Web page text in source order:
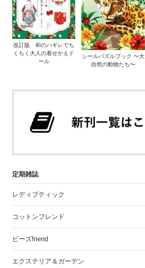
改訂版 和のハギレでち
くちく大人の着せかえド
ール
シールパズルブック 〜大
自然の動物たち〜
定期雑誌
レディブティック
コットンフレンド
ビーズfriend
エクステリア＆ガーデン